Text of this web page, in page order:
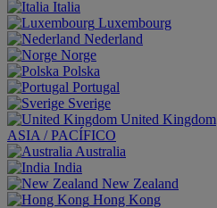
Italia
Luxembourg
Nederland
Norge
Polska
Portugal
Sverige
United Kingdom
ASIA / PACÍFICO
Australia
India
New Zealand
Hong Kong